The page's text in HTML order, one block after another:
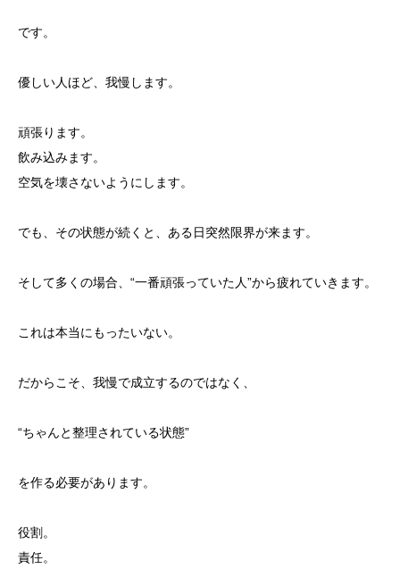
です。
優しい人ほど、我慢します。
頑張ります。
飲み込みます。
空気を壊さないようにします。
でも、その状態が続くと、ある日突然限界が来ます。
そして多くの場合、“一番頑張っていた人”から疲れていきます。
これは本当にもったいない。
だからこそ、我慢で成立するのではなく、
“ちゃんと整理されている状態”
を作る必要があります。
役割。
責任。